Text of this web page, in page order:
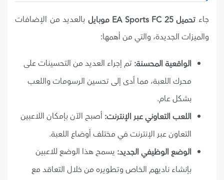
جاء تحميل EA Sports FC 25 موبايل
بالعديد من الإضافات
والميزات الجديدة، والتي من أهمها:
الواقعية المحسنة: تم إجراء العديد من التحسينات على
محرك اللعبة، مما أدى إلى تحسين الرسومات واللعب
بشكل عام.
اللعب التعاوني عبر الإنترنت: أصبح الآن بإمكان اللاعبين
التعاون عبر الإنترنت في مختلف أوضاع اللعبة.
الوضع الوظيفي الجديد: يسمح هذا الوضع للاعبين
بإنشاء ناديهم الخاص وتطويره من خلال التعاقد مع